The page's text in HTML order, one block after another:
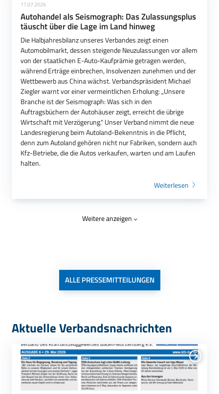
17.07.2026
Autohandel als Seismograph: Das Zulassungsplus
täuscht über die Lage im Land hinweg
Die Halbjahresbilanz unseres Verbandes zeigt einen
Automobilmarkt, dessen steigende Neuzulassungen vor allem
von der staatlichen E-Auto-Kaufprämie getragen werden,
während Erträge einbrechen, Insolvenzen zunehmen und der
Wettbewerb aus China wächst. Verbandspräsident Michael
Ziegler warnt vor einer vermeintlichen Erholung: „Unsere
Branche ist der Seismograph: Was sich in den
Auftragsbüchern der Autohäuser zeigt, erreicht die übrige
Wirtschaft mit Verzögerung." Unser Verband nimmt die neue
Landesregierung beim Autoland-Bekenntnis in die Pflicht,
denn zum Autoland gehören nicht nur Fabriken, sondern auch
Kfz-Betriebe, die die Autos verkaufen, warten und am Laufen
halten.
Weiterlesen
Weitere anzeigen
ALLE PRESSEMITTEILUNGEN
Aktuelle Verbandsnachrichten